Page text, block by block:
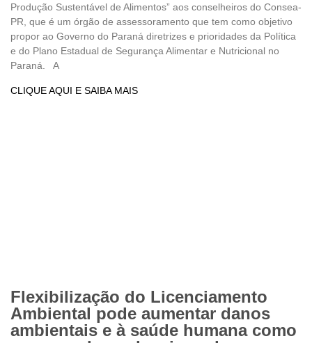
Produção Sustentável de Alimentos” aos conselheiros do Consea-
PR, que é um órgão de assessoramento que tem como objetivo
propor ao Governo do Paraná diretrizes e prioridades da Política
e do Plano Estadual de Segurança Alimentar e Nutricional no
Paraná. A
CLIQUE AQUI E SAIBA MAIS
Flexibilização do Licenciamento
Ambiental pode aumentar danos
ambientais e à saúde humana como